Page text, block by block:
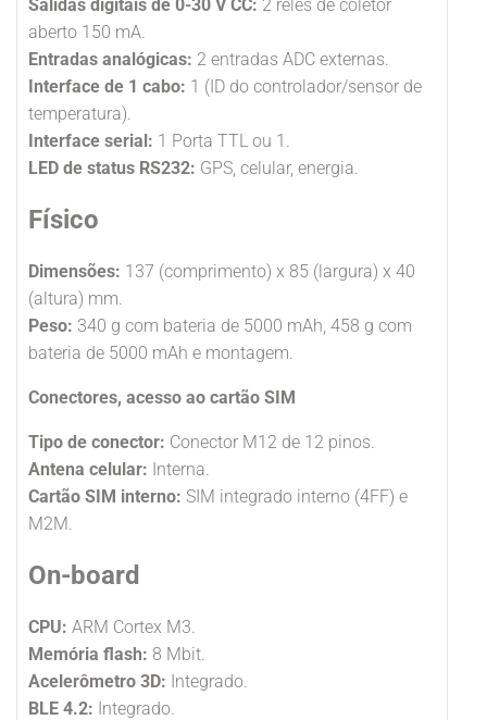
Salidas digitais de 0-30 V CC: 2 relés de coletor
aberto 150 mA.
Entradas analógicas: 2 entradas ADC externas.
Interface de 1 cabo: 1 (ID do controlador/sensor de
temperatura).
Interface serial: 1 Porta TTL ou 1.
LED de status RS232: GPS, celular, energia.
Físico
Dimensões: 137 (comprimento) x 85 (largura) x 40
(altura) mm.
Peso: 340 g com bateria de 5000 mAh, 458 g com
bateria de 5000 mAh e montagem.
Conectores, acesso ao cartão SIM
Tipo de conector: Conector M12 de 12 pinos.
Antena celular: Interna.
Cartão SIM interno: SIM integrado interno (4FF) e
M2M.
On-board
CPU: ARM Cortex M3.
Memória flash: 8 Mbit.
Acelerômetro 3D: Integrado.
BLE 4.2: Integrado.